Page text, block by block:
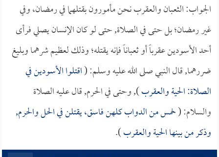
الجواب: الثعبان والعقرب نحن مأمورون بقتلهما في رمضان، وفي
غير رمضان؛ بل حتى في الصلاة, حتى لو كان الإنسان يصلي فرأى
أحد الأسودين عقرباً أو ثعباناً فإنه يقتله؛ وذلك لعظيم شرهما وبليغ
ضررهما, قال النبي صلى الله عليه وسلم: (اقتلوا الأسودين في
الصلاة: الحية والعقرب), وحتى في الحرم, قال عليه الصلاة
والسلام: (خمس من الدواب كلهن فاسق، يقتلن في الحل والحرم,
وذكر من بينها الحية والعقرب).